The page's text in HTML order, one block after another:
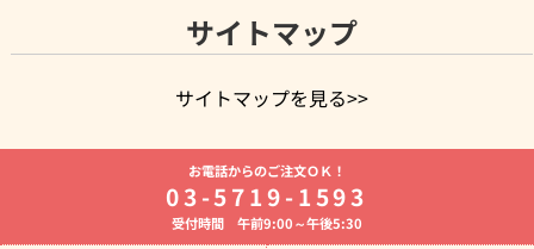
サイトマップ
サイトマップを見る>>
よく贈られる花
お祝いの花特集
誕生日フラワーギフト特集
8月の誕生花(トルコキキョウ)
開店・開業祝い
お供え・お悔やみ お供え・お悔やみの花
通夜・葬儀に贈る花 胡蝶蘭・花鉢
お電話からのご注文ＯＫ！
03-5719-1593
受付時間 午前9:00～午後5:30